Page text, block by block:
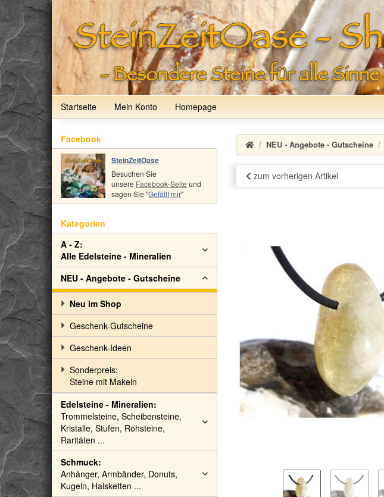
Startseite Mein Konto Homepage
NEU - Angebote - Gutscheine
zum vorherigen Artikel
Facebook
SteinZeitOase
Besuchen Sie
unsere Facebook-Seite und
sagen Sie "Gefällt mir"
Kategorien
A - Z:
Alle Edelsteine - Mineralien
NEU - Angebote - Gutscheine
Neu im Shop
Geschenk-Gutscheine
Geschenk-Ideen
Sonderpreis:
Steine mit Makeln
Edelsteine - Mineralien:
Trommelsteine, Scheibensteine,
Kristalle, Stufen, Rohsteine,
Raritäten ...
Schmuck:
Anhänger, Armbänder, Donuts,
Kugeln, Halsketten ...